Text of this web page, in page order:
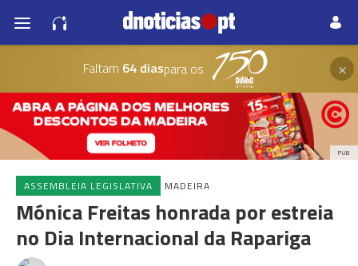
Faltam 64 diaspara os ×
PUB
ASSEMBLEIA LEGISLATIVA MADEIRA
Mónica Freitas honrada por estreia
no Dia Internacional da Rapariga